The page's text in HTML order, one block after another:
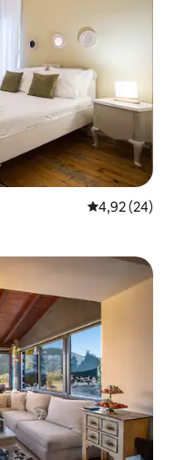
4,92 ud af 5 i
4,92 (24)